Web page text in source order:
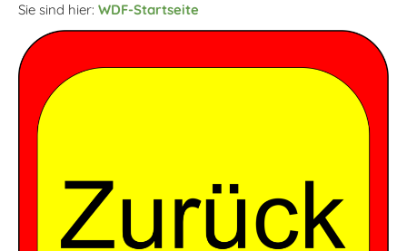
Sie sind hier: WDF-Startseite